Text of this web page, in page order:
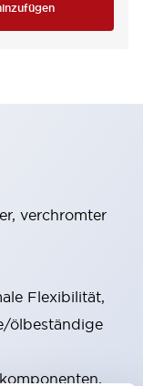
verchromter
Flexibilität,
ölbeständige